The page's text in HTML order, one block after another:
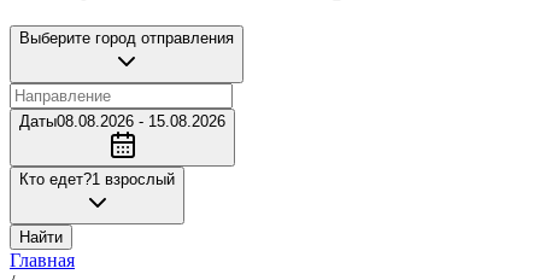
Выберите город отправления
Даты08.08.2026 - 15.08.2026
Кто едет?1 взрослый
Найти
Главная